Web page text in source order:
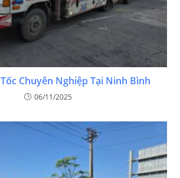
Chuyên Nghiệp Tại Ninh Bình
06/11/2025